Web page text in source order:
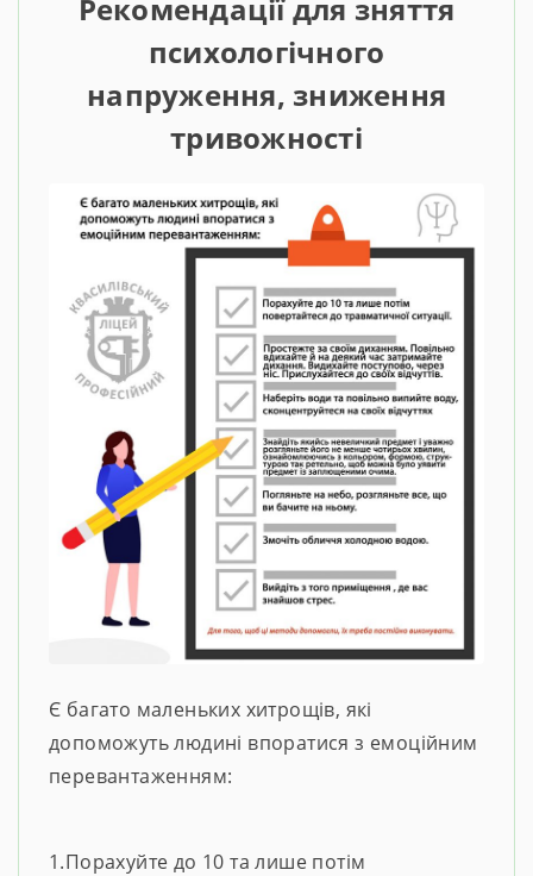
Рекомендації для зняття
психологічного
напруження, зниження
тривожності
Є багато маленьких хитрощів, які
допоможуть людині впоратися з емоційним
перевантаженням:
1.Порахуйте до 10 та лише потім